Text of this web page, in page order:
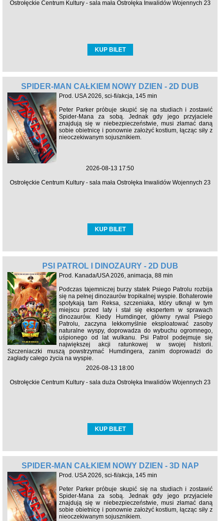
Ostrołęckie Centrum Kultury - sala mała Ostrołęka Inwalidów Wojennych 23
KUP BILET
SPIDER-MAN CAŁKIEM NOWY DZIEŃ - 2D DUB
Prod. USA 2026, sci-fi/akcja, 145 min
Peter Parker próbuje skupić się na studiach i zostawić
Spider-Mana za sobą. Jednak gdy jego przyjaciele
znajdują się w niebezpieczeństwie, musi złamać daną
sobie obietnicę i ponownie założyć kostium, łącząc siły z
nieoczekiwanym sojusznikiem.
2026-08-13 17:50
Ostrołęckie Centrum Kultury - sala mała Ostrołęka Inwalidów Wojennych 23
KUP BILET
PSI PATROL I DINOZAURY - 2D DUB
Prod. Kanada/USA 2026, animacja, 88 min
Podczas tajemniczej burzy statek Psiego Patrolu rozbija
się na pełnej dinozaurów tropikalnej wyspie. Bohaterowie
spotykają tam Reksa, szczeniaka, który utknął w tym
miejscu przed laty i stał się ekspertem w sprawach
dinozaurów. Kiedy Humdinger, główny rywal Psiego
Patrolu, zaczyna lekkomyślnie eksploatować zasoby
naturalne wyspy, doprowadza do wybuchu ogromnego,
uśpionego od lat wulkanu. Psi Patrol podejmuje się
największej akcji ratunkowej w swojej historii.
Szczeniaczki muszą powstrzymać Humdingera, zanim doprowadzi do
zagłady całego życia na wyspie.
2026-08-13 18:00
Ostrołęckie Centrum Kultury - sala duża Ostrołęka Inwalidów Wojennych 23
KUP BILET
SPIDER-MAN CAŁKIEM NOWY DZIEŃ - 3D NAP
Prod. USA 2026, sci-fi/akcja, 145 min
Peter Parker próbuje skupić się na studiach i zostawić
Spider-Mana za sobą. Jednak gdy jego przyjaciele
znajdują się w niebezpieczeństwie, musi złamać daną
sobie obietnicę i ponownie założyć kostium, łącząc siły z
nieoczekiwanym sojusznikiem.